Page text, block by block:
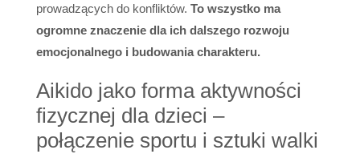
prowadzących do konfliktów. To wszystko ma
ogromne znaczenie dla ich dalszego rozwoju
emocjonalnego i budowania charakteru.
Aikido jako forma aktywności
fizycznej dla dzieci –
połączenie sportu i sztuki walki